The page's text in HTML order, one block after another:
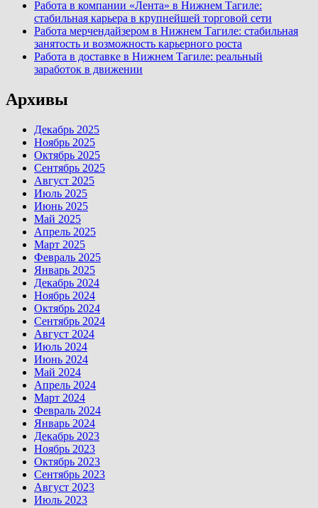
Работа в компании «Лента» в Нижнем Тагиле:
стабильная карьера в крупнейшей торговой сети
Работа мерчендайзером в Нижнем Тагиле: стабильная
занятость и возможность карьерного роста
Работа в доставке в Нижнем Тагиле: реальный
заработок в движении
Архивы
Декабрь 2025
Ноябрь 2025
Октябрь 2025
Сентябрь 2025
Август 2025
Июль 2025
Июнь 2025
Май 2025
Апрель 2025
Март 2025
Февраль 2025
Январь 2025
Декабрь 2024
Ноябрь 2024
Октябрь 2024
Сентябрь 2024
Август 2024
Июль 2024
Июнь 2024
Май 2024
Апрель 2024
Март 2024
Февраль 2024
Январь 2024
Декабрь 2023
Ноябрь 2023
Октябрь 2023
Сентябрь 2023
Август 2023
Июль 2023